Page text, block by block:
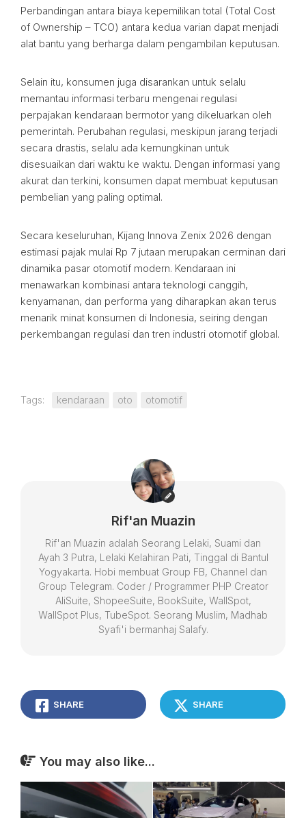
Perbandingan antara biaya kepemilikan total (Total Cost
of Ownership – TCO) antara kedua varian dapat menjadi
alat bantu yang berharga dalam pengambilan keputusan.
Selain itu, konsumen juga disarankan untuk selalu
memantau informasi terbaru mengenai regulasi
perpajakan kendaraan bermotor yang dikeluarkan oleh
pemerintah. Perubahan regulasi, meskipun jarang terjadi
secara drastis, selalu ada kemungkinan untuk
disesuaikan dari waktu ke waktu. Dengan informasi yang
akurat dan terkini, konsumen dapat membuat keputusan
pembelian yang paling optimal.
Secara keseluruhan, Kijang Innova Zenix 2026 dengan
estimasi pajak mulai Rp 7 jutaan merupakan cerminan dari
dinamika pasar otomotif modern. Kendaraan ini
menawarkan kombinasi antara teknologi canggih,
kenyamanan, dan performa yang diharapkan akan terus
menarik minat konsumen di Indonesia, seiring dengan
perkembangan regulasi dan tren industri otomotif global.
Tags: kendaraan oto otomotif
Rif'an Muazin
Rif'an Muazin adalah Seorang Lelaki, Suami dan
Ayah 3 Putra, Lelaki Kelahiran Pati, Tinggal di Bantul
Yogyakarta. Hobi membuat Group FB, Channel dan
Group Telegram. Coder / Programmer PHP Creator
AliSuite, ShopeeSuite, BookSuite, WallSpot,
WallSpot Plus, TubeSpot. Seorang Muslim, Madhab
Syafi'i bermanhaj Salafy.
SHARE SHARE
You may also like...